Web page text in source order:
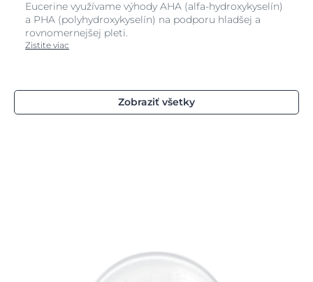
Eucerine využívame výhody AHA (alfa-hydroxykyselín)
a PHA (polyhydroxykyselín) na podporu hladšej a
rovnomernejšej pleti.
Zistite viac
Zobraziť všetky